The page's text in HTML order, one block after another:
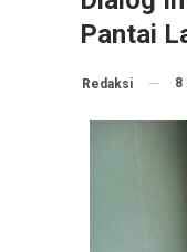
Pantai
Redaksi 8